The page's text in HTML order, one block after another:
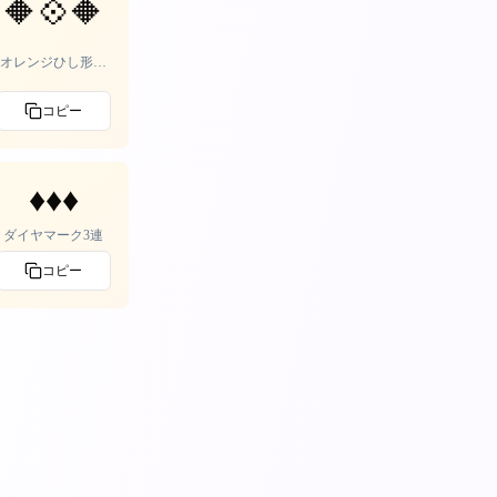
🔶💠🔶
オレンジひし形飾
コピー
♦️♦️♦️
ダイヤマーク3連
コピー